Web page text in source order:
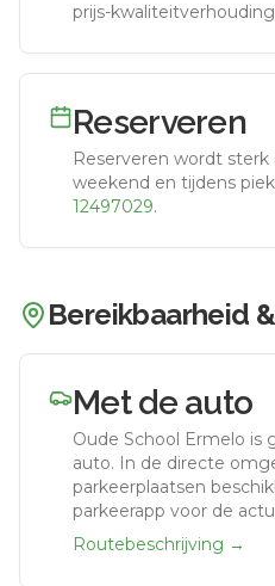
prijs-
Reserveren
Reserveren wordt
weekend en tijdens
12497029.
Bereikbaarheid
Met de auto
Oude School Ermelo is
auto. In de directe
parkeerplaatsen
parkeerapp voor de
Routebeschrijving →